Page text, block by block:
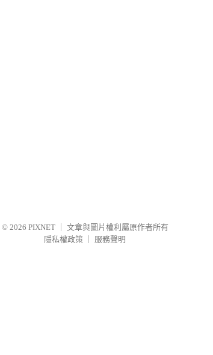
© 2026 PIXNET
文章與圖片權利屬原作者所有
隱私權政策
服務聲明